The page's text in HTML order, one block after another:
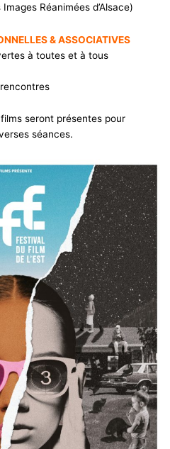
Réanimées d’Alsace)
& ASSOCIATIVES
à toutes et à tous
seront présentes pour
séances.